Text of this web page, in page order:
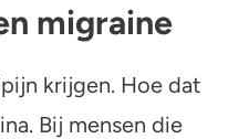
migraine
krijgen. Hoe dat
Bij mensen die